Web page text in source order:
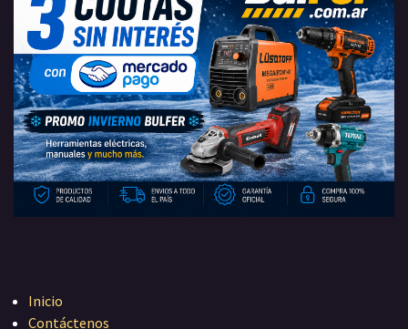
Inicio
Contáctenos